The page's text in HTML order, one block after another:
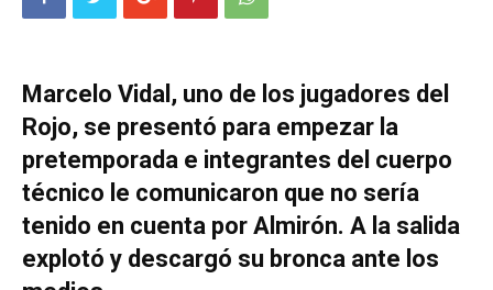
Marcelo Vidal, uno de los jugadores del
Rojo, se presentó para empezar la
pretemporada e integrantes del cuerpo
técnico le comunicaron que no sería
tenido en cuenta por Almirón. A la salida
explotó y descargó su bronca ante los